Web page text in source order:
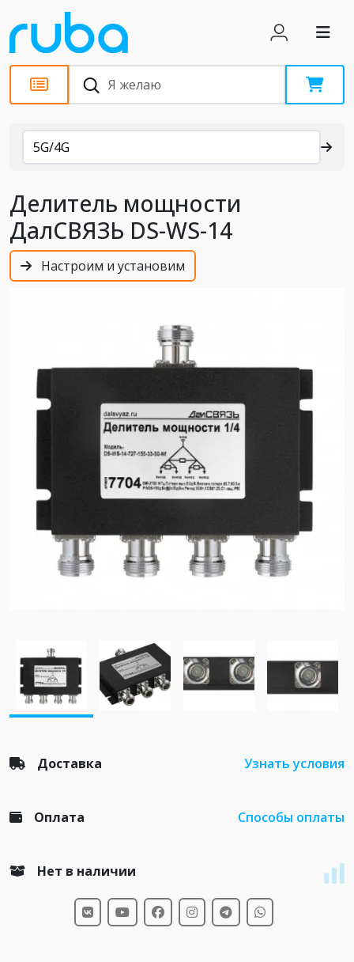
Каталог
5G/4G
Делитель мощности
ДалСВЯЗЬ DS-WS-14
Настроим и установим
Доставка Узнать условия
Оплата Способы оплаты
Нет в наличии